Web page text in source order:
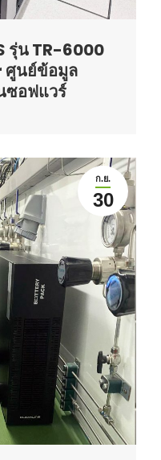
รุ่น TR-6000
ศูนย์ข้อมูล
ซอฟแวร์
ก.ย.
30